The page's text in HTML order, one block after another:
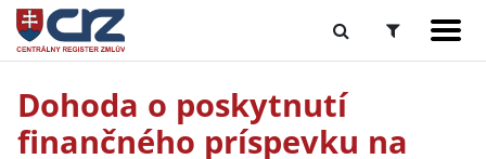
Dohoda o poskytnutí
finančného príspevku na